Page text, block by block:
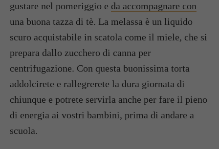
gustare nel pomeriggio e da accompagnare con
una buona tazza di tè. La melassa è un liquido
scuro acquistabile in scatola come il miele, che si
prepara dallo zucchero di canna per
centrifugazione. Con questa buonissima torta
addolcirete e rallegrerete la dura giornata di
chiunque e potrete servirla anche per fare il pieno
di energia ai vostri bambini, prima di andare a
scuola.